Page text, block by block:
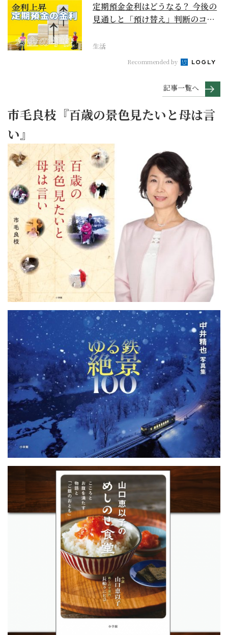
定期預金金利はどうなる？ 今後の
見通しと「預け替え」判断のコツ
生活
Recommended by
記事一覧へ
市毛良枝『百歳の景色見たいと母は言
い』